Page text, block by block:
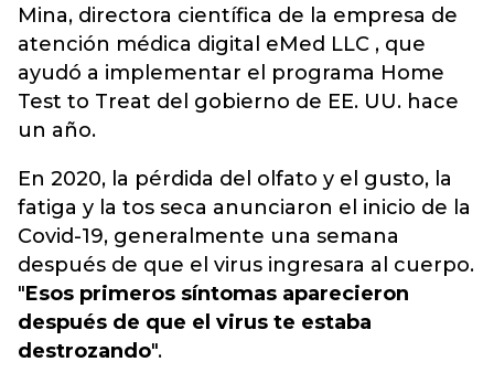
Mina, directora científica de la empresa de
atención médica digital eMed LLC , que
ayudó a implementar el programa Home
Test to Treat del gobierno de EE. UU. hace
un año.
En 2020, la pérdida del olfato y el gusto, la
fatiga y la tos seca anunciaron el inicio de la
Covid-19, generalmente una semana
después de que el virus ingresara al cuerpo.
"Esos primeros síntomas aparecieron
después de que el virus te estaba
destrozando".